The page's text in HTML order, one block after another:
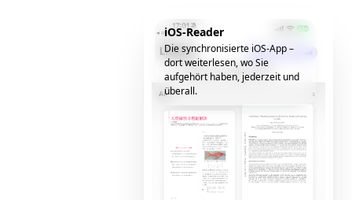
iOS-Reader
Die synchronisierte iOS-App –
dort weiterlesen, wo Sie
aufgehört haben, jederzeit und
überall.